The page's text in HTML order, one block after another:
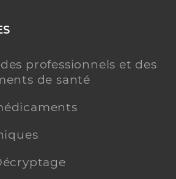
professionnels et des
de santé